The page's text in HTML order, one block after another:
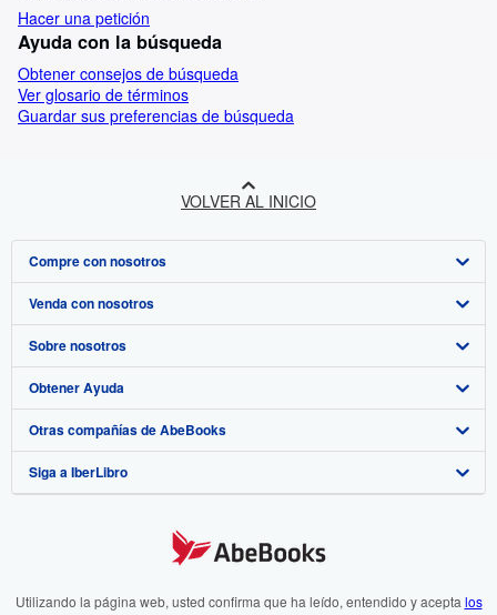
Hacer una petición
Ayuda con la búsqueda
Obtener consejos de búsqueda
Ver glosario de términos
Guardar sus preferencias de búsqueda
VOLVER AL INICIO
Compre con nosotros
Búsqueda avanzada
Colecciones
Mi cuenta
Mis pedidos
Ver carrito
Venda con nosotros
Comenzar a vender
Únase a nuestro programa de afiliados
Recomiende un vendedor
Sobre nosotros
Sobre IberLibro
Medios
Empleo
Preferencias de cookies
Aviso de cookies
Obtener Ayuda
Preguntas frecuentes y guías
Atención al Cliente
Otras compañías de AbeBooks
AbeBooks.com
AbeBooks.fr
Siga a IberLibro
Utilizando la página web, usted confirma que ha leído, entendido y acepta los